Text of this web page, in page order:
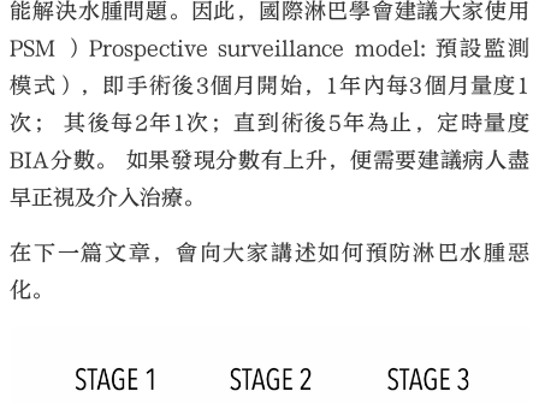
能解決水腫問題。因此，國際淋巴學會建議大家使用
PSM ）Prospective surveillance model: 預設監測
模式），即手術後3個月開始，1年內每3個月量度1
次； 其後每2年1次；直到術後5年為止，定時量度
BIA分數。 如果發現分數有上升，便需要建議病人盡
早正視及介入治療。
在下一篇文章，會向大家講述如何預防淋巴水腫惡
化。